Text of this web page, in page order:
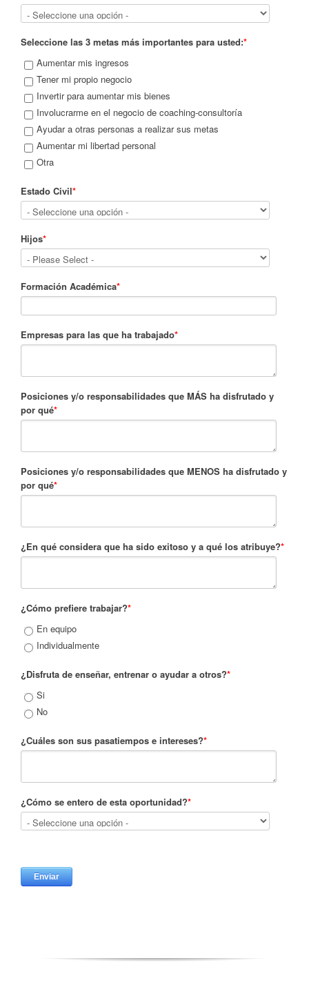
Seleccione las 3 metas más importantes para usted:*
Aumentar mis ingresos
Tener mi propio negocio
Invertir para aumentar mis bienes
Involucrarme en el negocio de coaching-consultoría
Ayudar a otras personas a realizar sus metas
Aumentar mi libertad personal
Otra
Estado Civil*
Hijos*
Formación Académica*
Empresas para las que ha trabajado*
Posiciones y/o responsabilidades que MÁS ha disfrutado y
por qué*
Posiciones y/o responsabilidades que MENOS ha disfrutado y
por qué*
¿En qué considera que ha sido exitoso y a qué los atribuye?*
¿Cómo prefiere trabajar?*
En equipo
Individualmente
¿Disfruta de enseñar, entrenar o ayudar a otros?*
Si
No
¿Cuáles son sus pasatiempos e intereses?*
¿Cómo se entero de esta oportunidad?*